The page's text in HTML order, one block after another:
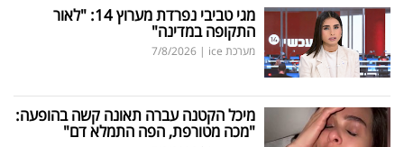
מגי טביבי נפרדת מערוץ 14: "לאור
התקופה במדינה"
מערכת ice |
7/8/2026
מיכל הקטנה עברה תאונה קשה בהופעה:
"מכה מטורפת, הפה התמלא דם"